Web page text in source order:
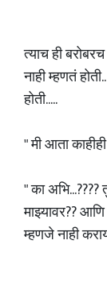
त्याच ही
नाही म्हणतं
होती.....
" मी आता
" का
माझ्यावर??
म्हणजे नाही